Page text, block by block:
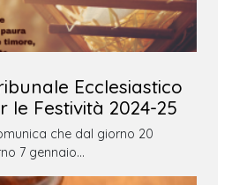
Ecclesiastico
le Festività 2024-25
che dal giorno 20
7 gennaio…